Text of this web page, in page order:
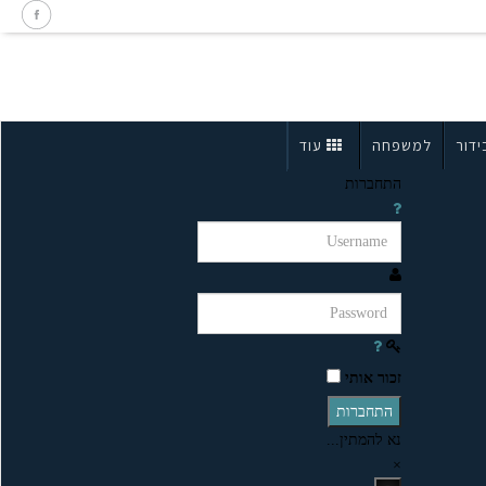
למשפחה עוד
התחברות
זכור אותי
התחברות
נא להמתין...
×